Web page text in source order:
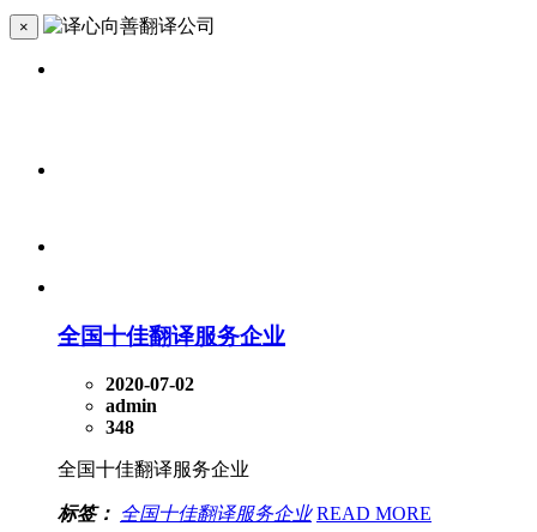
×
全国十佳翻译服务企业
2020-07-02
admin
348
全国十佳翻译服务企业
标签： 全国十佳翻译服务企业 READ MORE